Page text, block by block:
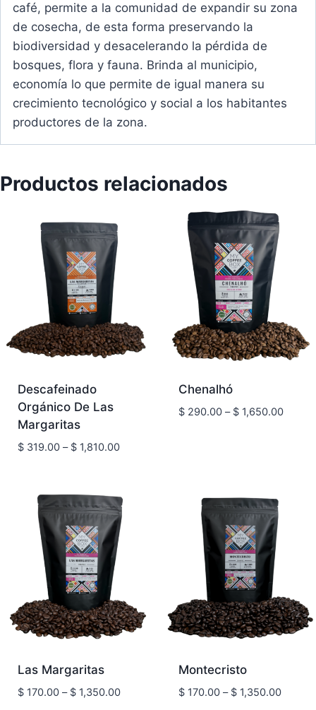
café, permite a la comunidad de expandir su zona
de cosecha, de esta forma preservando la
biodiversidad y desacelerando la pérdida de
bosques, flora y fauna. Brinda al municipio,
economía lo que permite de igual manera su
crecimiento tecnológico y social a los habitantes
productores de la zona.
Productos relacionados
Descafeinado
Orgánico De Las
Margaritas
$319.00 – $1,810.00Price
through
$ 1,810.00
Chenalhó
$290.00 – $1,650.00Price
Las Margaritas
$170.00 – $1,350.00Price
Montecristo
$170.00 – $1,350.00Price